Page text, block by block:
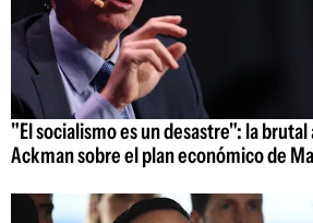
"El socialismo es un desastre": la
Ackman sobre el plan económico de